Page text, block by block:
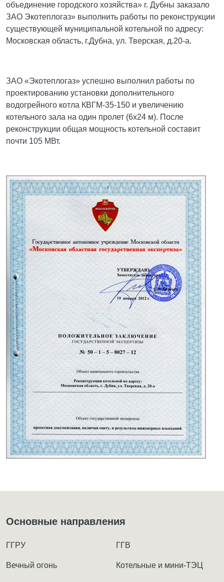
объединение городского хозяйства» г. Дубны заказало
ЗАО Экотеплогаз» выполнить работы по реконструкции
существующей муниципальной котельной по адресу:
Московская область, г.Дубна, ул. Тверская, д.20-а.
ЗАО «Экотеплогаз» успешно выполнил работы по
проектированию установки дополнительного
водогрейного котла КВГМ-35-150 и увеличению
котельного зала на один пролет (6х24 м). После
реконструкции общая мощность котельной составит
почти 105 МВт.
Основные направления
ГГРУ ГГВ
Вечный огонь Котельные и мини-ТЭЦ